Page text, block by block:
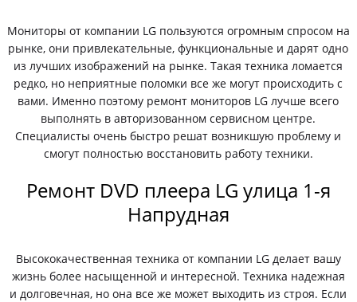
Мониторы от компании LG пользуются огромным спросом на
рынке, они привлекательные, функциональные и дарят одно
из лучших изображений на рынке. Такая техника ломается
редко, но неприятные поломки все же могут происходить с
вами. Именно поэтому ремонт мониторов LG лучше всего
выполнять в авторизованном сервисном центре.
Специалисты очень быстро решат возникшую проблему и
смогут полностью восстановить работу техники.
Ремонт DVD плеера LG улица 1-я
Напрудная
Высококачественная техника от компании LG делает вашу
жизнь более насыщенной и интересной. Техника надежная
и долговечная, но она все же может выходить из строя. Если